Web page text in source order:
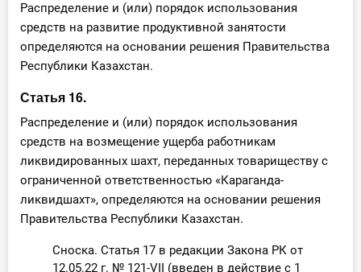
Распределение и (или) порядок использования
средств на развитие продуктивной занятости
определяются на основании решения Правительства
Республики Казахстан.
Статья 16.
Распределение и (или) порядок использования
средств на возмещение ущерба работникам
ликвидированных шахт, переданных товариществу с
ограниченной ответственностью «Караганда-
ликвидшахт», определяются на основании решения
Правительства Республики Казахстан.
Сноска. Статья 17 в редакции Закона РК от
12.05.22 г. № 121-VII (введен в действие с 1